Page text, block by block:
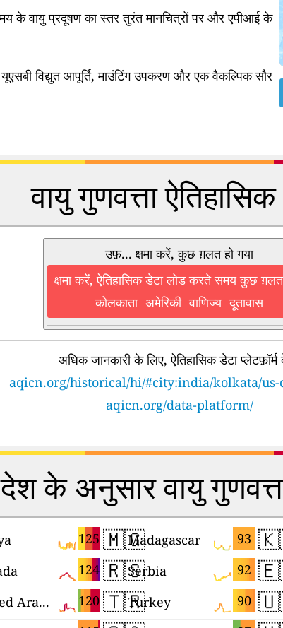
के वायु प्रदूषण का स्तर तुरंत मानचित्रों पर और एपीआई के
विद्युत आपूर्ति, माउंटिंग उपकरण और एक वैकल्पिक सौर
वायु गुणवत्ता
उफ़... क्षमा करें, कुछ ग़लत हो गया
क्षमा करें, ऐतिहासिक डेटा लोड करते समय कुछ
कोलकाता अमेरिकी वाणिज्य दूतावास
अधिक जानकारी के लिए, ऐतिहासिक डेटा
aqicn.org/historical/hi/#city:india/kolkata/us-
aqicn.org/data-platform/
देश के अनुसार वायु
125
124
120
United Arab Emirates
🇲🇬 93
Madagascar
🇷🇸 92
Serbia
🇹🇷 90
Turkey